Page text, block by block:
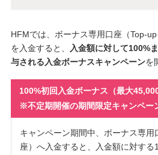
HFMでは、ボーナス専用口座（Top-
を入金すると、
入金額に対して100%
与される入金ボーナスキャンペーンを
100%初回入金ボーナス（最大45,000
※不定期開催の期間限定キャンペー
キャンペーン期間中、ボーナス専用
座）へ入金すると、入金額に対する